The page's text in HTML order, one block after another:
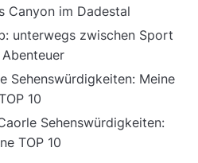
Canyon im Dadestal
unterwegs zwischen Sport
Sehenswürdigkeiten: Meine
10
Sehenswürdigkeiten:
TOP 10